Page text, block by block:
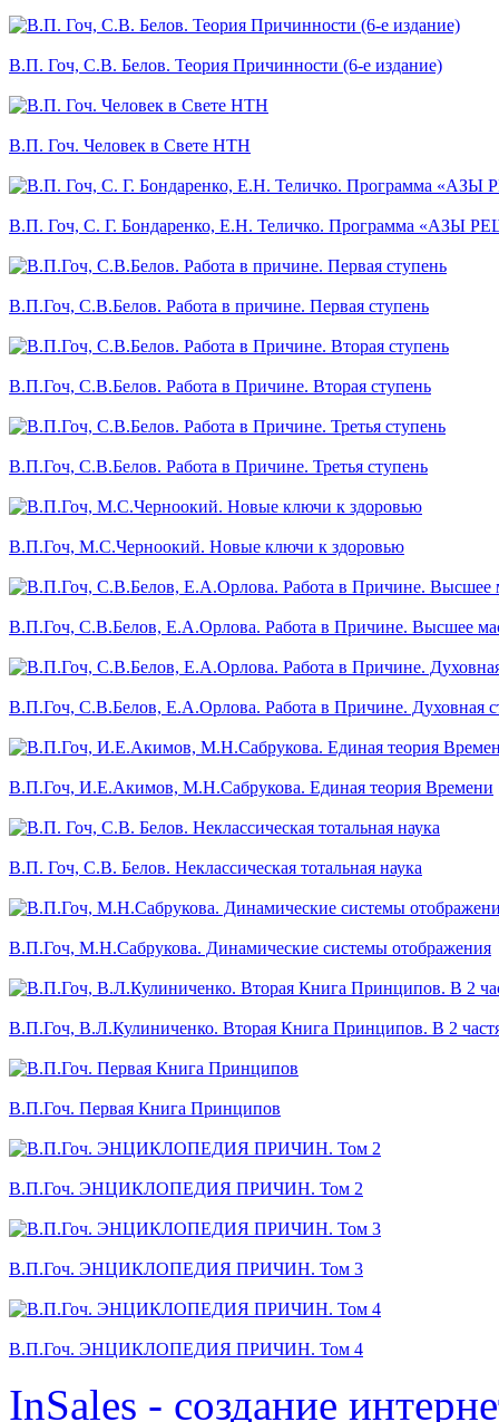
В.П. Гоч, С.В. Белов. Теория Причинности (6-е издание)
В.П. Гоч. Человек в Свете НТН
В.П. Гоч, С. Г. Бондаренко, Е.Н. Теличко. Программа
В.П.Гоч, С.В.Белов. Работа в причине. Первая ступень
В.П.Гоч, С.В.Белов. Работа в Причине. Вторая ступень
В.П.Гоч, С.В.Белов. Работа в Причине. Третья ступень
В.П.Гоч, М.С.Черноокий. Новые ключи к здоровью
В.П.Гоч, С.В.Белов, Е.А.Орлова. Работа в Причине. Высшее
В.П.Гоч, С.В.Белов, Е.А.Орлова. Работа в Причине. Духовная
В.П.Гоч, И.Е.Акимов, М.Н.Сабрукова. Единая теория Времени
В.П. Гоч, С.В. Белов. Неклассическая тотальная наука
В.П.Гоч, М.Н.Сабрукова. Динамические системы отображения
В.П.Гоч, В.Л.Кулиниченко. Вторая Книга Принципов. В 2
В.П.Гоч. Первая Книга Принципов
В.П.Гоч. ЭНЦИКЛОПЕДИЯ ПРИЧИН. Том 2
В.П.Гоч. ЭНЦИКЛОПЕДИЯ ПРИЧИН. Том 3
В.П.Гоч. ЭНЦИКЛОПЕДИЯ ПРИЧИН. Том 4
InSales - создание